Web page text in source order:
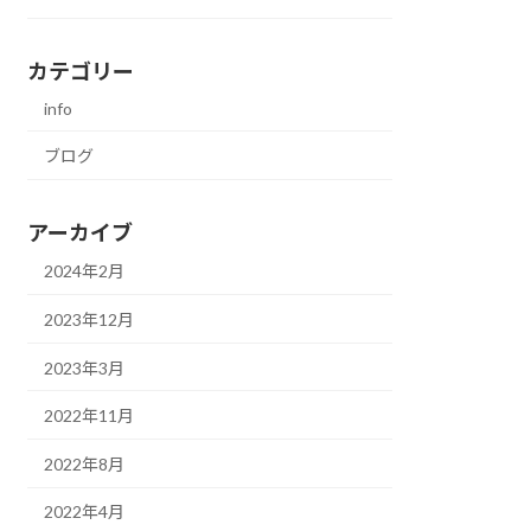
カテゴリー
info
ブログ
アーカイブ
2024年2月
2023年12月
2023年3月
2022年11月
2022年8月
2022年4月